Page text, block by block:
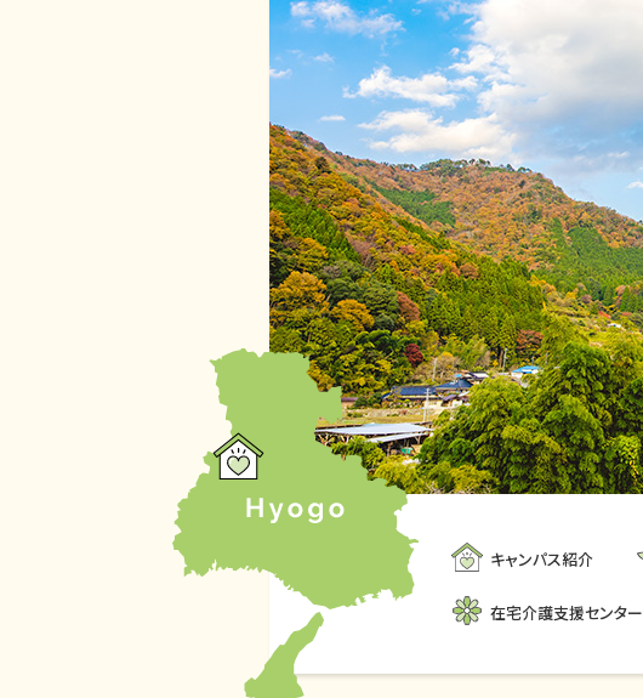
キャンパス紹介
在宅介護支援センター